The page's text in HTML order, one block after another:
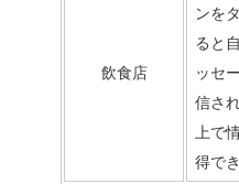
飲食店
ンを
ると
ッセ
信さ
上で
得で